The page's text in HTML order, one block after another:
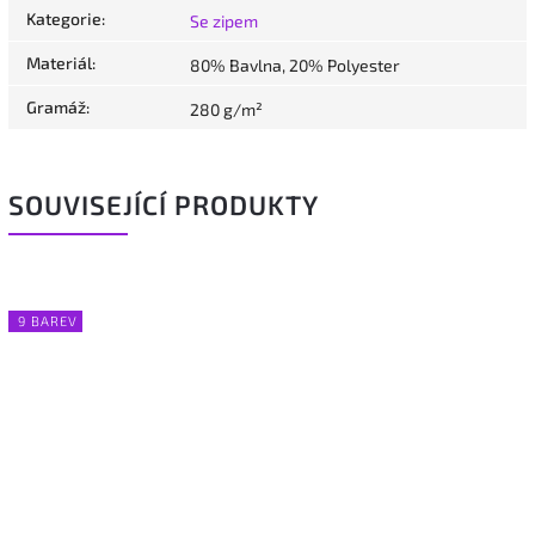
Kategorie: Se zipem
Materiál: 80% Bavlna, 20% Polyester
Gramáž: 280 g/m²
SOUVISEJÍCÍ PRODUKTY
9 BAREV